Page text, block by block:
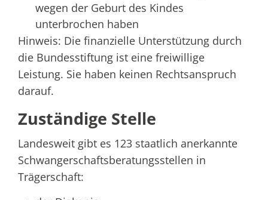
wegen der Geburt des Kindes
unterbrochen haben
Hinweis: Die finanzielle Unterstützung durch
die Bundesstiftung ist eine freiwillige
Leistung. Sie haben keinen Rechtsanspruch
darauf.
Zuständige Stelle
Landesweit gibt es 123 staatlich anerkannte
Schwangerschaftsberatungsstellen in
Trägerschaft: